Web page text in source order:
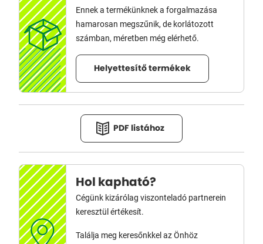
Ennek a termékünknek a forgalmazása
hamarosan megszűnik, de korlátozott
számban, méretben még elérhető.
Helyettesítő termékek
PDF listához
Hol kapható?
Cégünk kizárólag viszonteladó partnerein
keresztül értékesít.
Találja meg keresőnkkel az Önhöz